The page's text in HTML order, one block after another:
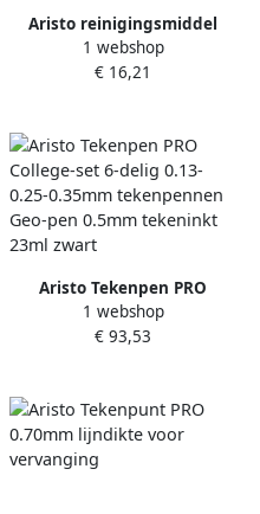
Aristo reinigingsmiddel
voor tekenpunt 100 ml
1 webshop
€ 16,21
Aristo Tekenpen PRO
College-set 6-delig 0.13-
0.25-0.35mm tekenpennen
1 webshop
€ 93,53